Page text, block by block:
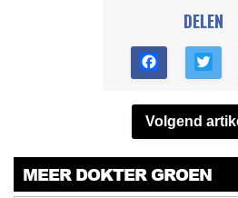
DELEN
Volgend
MEER DOKTER GROEN